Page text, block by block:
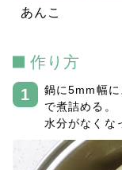
あんこ
作り方
鍋に5mm幅
で煮詰める。
水分がなくな